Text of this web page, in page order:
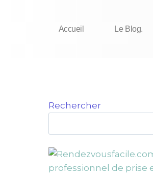
Accueil Le Blog.
Rechercher